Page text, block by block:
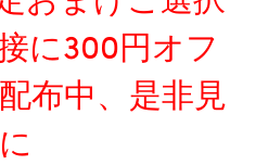
に300円オフ
布中、是非見